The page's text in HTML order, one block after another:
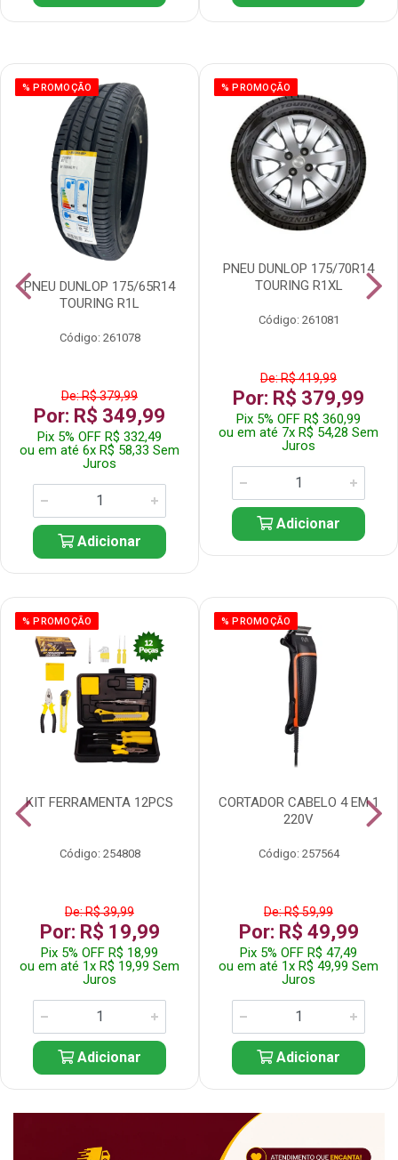
% PROMOÇÃO
PNEU DUNLOP 175/65R14
TOURING R1L
Código: 261078
De: R$ 379,99
Por: R$ 349,99
Pix 5% OFF R$ 332,49
ou em até 6x R$ 58,33 Sem
Juros
Adicionar
% PROMOÇÃO
PNEU DUNLOP 175/70R14
TOURING R1XL
Código: 261081
De: R$ 419,99
Por: R$ 379,99
Pix 5% OFF R$ 360,99
ou em até 7x R$ 54,28 Sem
Juros
Adicionar
% PROMOÇÃO
KIT FERRAMENTA 12PCS
Código: 254808
De: R$ 39,99
Por: R$ 19,99
Pix 5% OFF R$ 18,99
ou em até 1x R$ 19,99 Sem
Juros
Adicionar
% PROMOÇÃO
CORTADOR CABELO 4 EM 1
220V
Código: 257564
De: R$ 59,99
Por: R$ 49,99
Pix 5% OFF R$ 47,49
ou em até 1x R$ 49,99 Sem
Juros
Adicionar